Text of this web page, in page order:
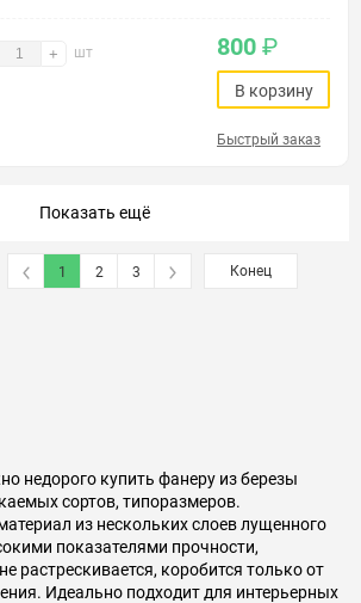
+ шт 800 ₽
В корзину
Быстрый заказ
Показать ещё
1 2 3 Конец
недорого купить фанеру из березы
сортов, типоразмеров.
из нескольких слоев лущенного
показателями прочности,
растрескивается, коробится только от
Идеально подходит для интерьерных